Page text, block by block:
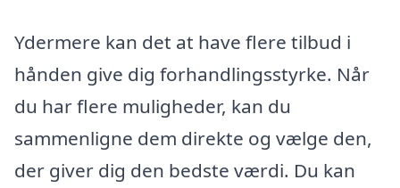
Ydermere kan det at have flere tilbud i
hånden give dig forhandlingsstyrke. Når
du har flere muligheder, kan du
sammenligne dem direkte og vælge den,
der giver dig den bedste værdi. Du kan